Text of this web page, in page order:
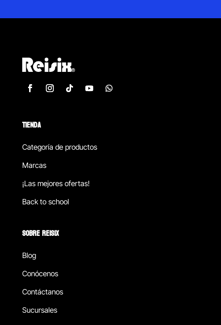
TIENDA
Categoría de productos
Marcas
¡Las mejores ofertas!
Back to school
SOBRE REISIX
Blog
Conócenos
Contáctanos
Sucursales